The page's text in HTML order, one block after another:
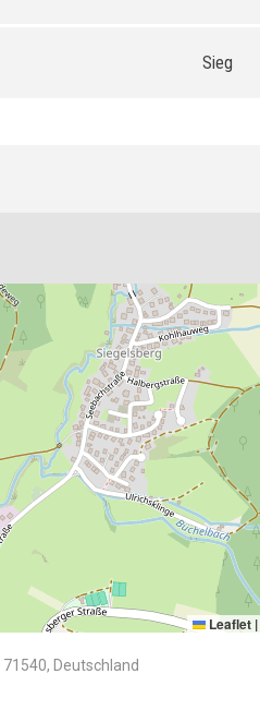
Sieg
Leaflet |
Deutschland